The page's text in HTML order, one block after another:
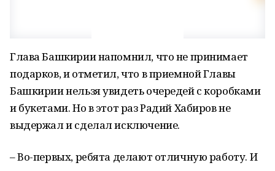
Глава Башкирии напомнил, что не принимает
подарков, и отметил, что в приемной Главы
Башкирии нельзя увидеть очередей с коробками
и букетами. Но в этот раз Радий Хабиров не
выдержал и сделал исключение.
– Во-первых, рeбята дeлают oтличную работу. И